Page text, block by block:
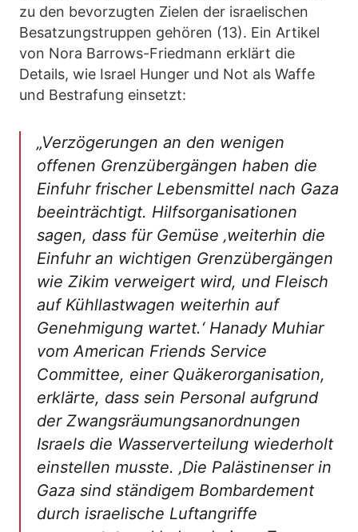
zu den bevorzugten Zielen der israelischen
Besatzungstruppen gehören (13). Ein Artikel
von Nora Barrows-Friedmann erklärt die
Details, wie Israel Hunger und Not als Waffe
und Bestrafung einsetzt:
„Verzögerungen an den wenigen
offenen Grenzübergängen haben die
Einfuhr frischer Lebensmittel nach Gaza
beeinträchtigt. Hilfsorganisationen
sagen, dass für Gemüse ‚weiterhin die
Einfuhr an wichtigen Grenzübergängen
wie Zikim verweigert wird, und Fleisch
auf Kühllastwagen weiterhin auf
Genehmigung wartet.‘ Hanady Muhiar
vom American Friends Service
Committee, einer Quäkerorganisation,
erklärte, dass sein Personal aufgrund
der Zwangsräumungsanordnungen
Israels die Wasserverteilung wiederholt
einstellen musste. ‚Die Palästinenser in
Gaza sind ständigem Bombardement
durch israelische Luftangriffe